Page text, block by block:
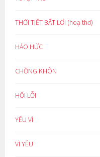
THỜI TIẾT BẤT LỢI (hoạ thơ)
HÁO HỨC
CHỒNG KHÔN
HỐI LỖI
YÊU VÌ
VÌ YÊU